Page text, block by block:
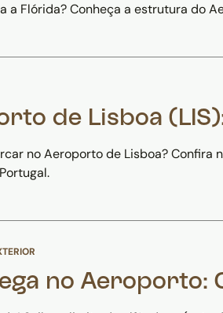
a Flórida? Conheça a estrutura do
de Lisboa
no Aeroporto de Lisboa? Confira
no Aeroporto: